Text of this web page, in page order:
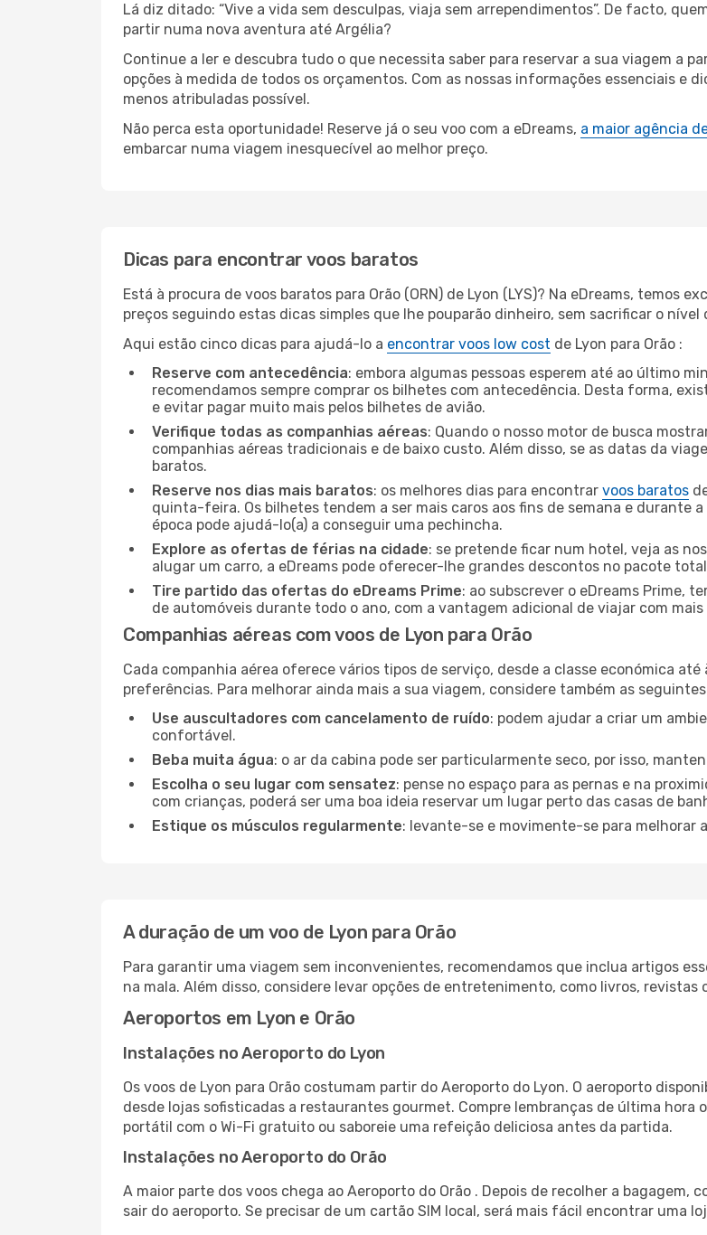
Lá diz ditado: “Vive a vida sem desculpas, viaja sem arrependimentos”. De facto,
partir numa nova aventura até Argélia?
Continue a ler e descubra tudo o que necessita saber para reservar a sua viagem a
opções à medida de todos os orçamentos. Com as nossas informações essenciais e
menos atribuladas possível.
Não perca esta oportunidade! Reserve já o seu voo com a eDreams, a maior agência
embarcar numa viagem inesquecível ao melhor preço.
Dicas para encontrar voos baratos
Está à procura de voos baratos para Orão (ORN) de Lyon (LYS)? Na eDreams, temos
preços seguindo estas dicas simples que lhe pouparão dinheiro, sem sacrificar o
Aqui estão cinco dicas para ajudá-lo a encontrar voos low cost de Lyon para Orão :
Reserve com antecedência: embora algumas pessoas esperem até ao último
recomendamos sempre comprar os bilhetes com antecedência. Desta forma,
e evitar pagar muito mais pelos bilhetes de avião.
Verifique todas as companhias aéreas: Quando o nosso motor de busca
companhias aéreas tradicionais e de baixo custo. Além disso, se as datas da
baratos.
Reserve nos dias mais baratos: os melhores dias para encontrar voos baratos
quinta-feira. Os bilhetes tendem a ser mais caros aos fins de semana e durante
época pode ajudá-lo(a) a conseguir uma pechincha.
Explore as ofertas de férias na cidade: se pretende ficar num hotel, veja as
alugar um carro, a eDreams pode oferecer-lhe grandes descontos no pacote
Tire partido das ofertas do eDreams Prime: ao subscrever o eDreams Prime,
de automóveis durante todo o ano, com a vantagem adicional de viajar com
Companhias aéreas com voos de Lyon para Orão
Cada companhia aérea oferece vários tipos de serviço, desde a classe económica
preferências. Para melhorar ainda mais a sua viagem, considere também as
Use auscultadores com cancelamento de ruído: podem ajudar a criar um
confortável.
Beba muita água: o ar da cabina pode ser particularmente seco, por isso,
Escolha o seu lugar com sensatez: pense no espaço para as pernas e na
com crianças, poderá ser uma boa ideia reservar um lugar perto das casas de
Estique os músculos regularmente: levante-se e movimente-se para melhorar
A duração de um voo de Lyon para Orão
Para garantir uma viagem sem inconvenientes, recomendamos que inclua artigos
na mala. Além disso, considere levar opções de entretenimento, como livros, revistas
Aeroportos em Lyon e Orão
Instalações no Aeroporto do Lyon
Os voos de Lyon para Orão costumam partir do Aeroporto do Lyon. O aeroporto
desde lojas sofisticadas a restaurantes gourmet. Compre lembranças de última hora
portátil com o Wi-Fi gratuito ou saboreie uma refeição deliciosa antes da partida.
Instalações no Aeroporto do Orão
A maior parte dos voos chega ao Aeroporto do Orão . Depois de recolher a
sair do aeroporto. Se precisar de um cartão SIM local, será mais fácil encontrar uma